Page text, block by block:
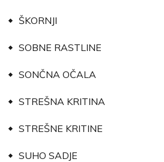
ŠKORNJI
SOBNE RASTLINE
SONČNA OČALA
STREŠNA KRITINA
STREŠNE KRITINE
SUHO SADJE